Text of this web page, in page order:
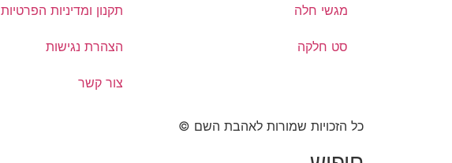
מגשי חלה
סט חלקה
תקנון ומדיניות הפרטיות
הצהרת נגישות
צור קשר
כל הזכויות שמורות לאהבת השם ©​